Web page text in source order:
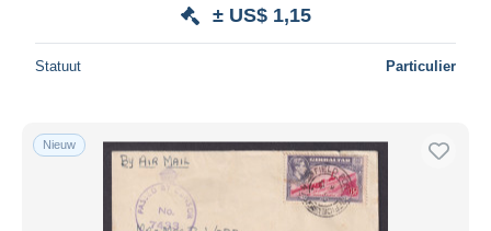
± US$ 1,15
Statuut Particulier
Nieuw